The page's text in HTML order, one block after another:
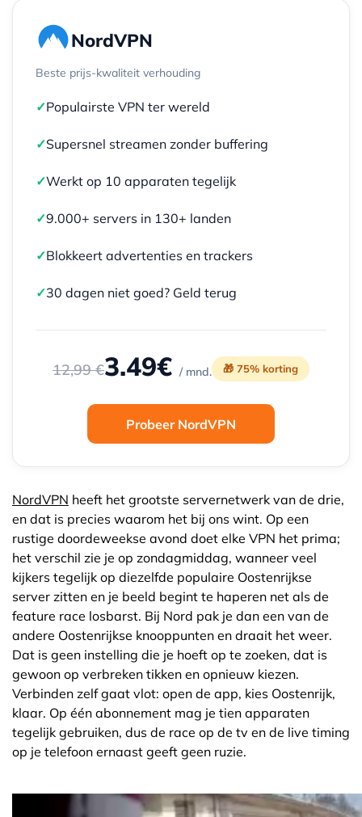
NordVPN
Beste prijs-kwaliteit verhouding
✓Populairste VPN ter wereld
✓Supersnel streamen zonder buffering
✓Werkt op 10 apparaten tegelijk
✓9.000+ servers in 130+ landen
✓Blokkeert advertenties en trackers
✓30 dagen niet goed? Geld terug
12,99 €3.49€ / mnd. 🎁 75% korting
Probeer NordVPN
NordVPN heeft het grootste servernetwerk van de drie,
en dat is precies waarom het bij ons wint. Op een
rustige doordeweekse avond doet elke VPN het prima;
het verschil zie je op zondagmiddag, wanneer veel
kijkers tegelijk op diezelfde populaire Oostenrijkse
server zitten en je beeld begint te haperen net als de
feature race losbarst. Bij Nord pak je dan een van de
andere Oostenrijkse knooppunten en draait het weer.
Dat is geen instelling die je hoeft op te zoeken, dat is
gewoon op verbreken tikken en opnieuw kiezen.
Verbinden zelf gaat vlot: open de app, kies Oostenrijk,
klaar. Op één abonnement mag je tien apparaten
tegelijk gebruiken, dus de race op de tv en de live timing
op je telefoon ernaast geeft geen ruzie.